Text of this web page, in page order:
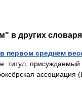
в других
первом среднем
титул,